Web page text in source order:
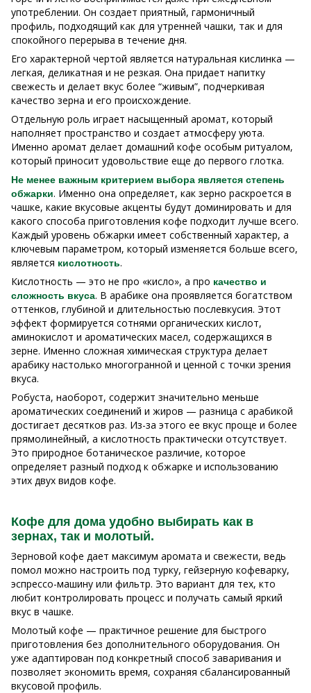
употреблении. Он создает приятный, гармоничный
профиль, подходящий как для утренней чашки, так и для
спокойного перерыва в течение дня.
Его характерной чертой является натуральная кислинка —
легкая, деликатная и не резкая. Она придает напитку
свежесть и делает вкус более “живым”, подчеркивая
качество зерна и его происхождение.
Отдельную роль играет насыщенный аромат, который
наполняет пространство и создает атмосферу уюта.
Именно аромат делает домашний кофе особым ритуалом,
который приносит удовольствие еще до первого глотка.
Не менее важным критерием выбора является степень
обжарки. Именно она определяет, как зерно раскроется в
чашке, какие вкусовые акценты будут доминировать и для
какого способа приготовления кофе подходит лучше всего.
Каждый уровень обжарки имеет собственный характер, а
ключевым параметром, который изменяется больше всего,
является кислотность.
Кислотность — это не про «кисло», а про качество и
сложность вкуса. В арабике она проявляется богатством
оттенков, глубиной и длительностью послевкусия. Этот
эффект формируется сотнями органических кислот,
аминокислот и ароматических масел, содержащихся в
зерне. Именно сложная химическая структура делает
арабику настолько многогранной и ценной с точки зрения
вкуса.
Робуста, наоборот, содержит значительно меньше
ароматических соединений и жиров — разница с арабикой
достигает десятков раз. Из-за этого ее вкус проще и более
прямолинейный, а кислотность практически отсутствует.
Это природное ботаническое различие, которое
определяет разный подход к обжарке и использованию
этих двух видов кофе.
Кофе для дома удобно выбирать как в
зернах, так и молотый.
Зерновой кофе дает максимум аромата и свежести, ведь
помол можно настроить под турку, гейзерную кофеварку,
эспрессо-машину или фильтр. Это вариант для тех, кто
любит контролировать процесс и получать самый яркий
вкус в чашке.
Молотый кофе — практичное решение для быстрого
приготовления без дополнительного оборудования. Он
уже адаптирован под конкретный способ заваривания и
позволяет экономить время, сохраняя сбалансированный
вкусовой профиль.